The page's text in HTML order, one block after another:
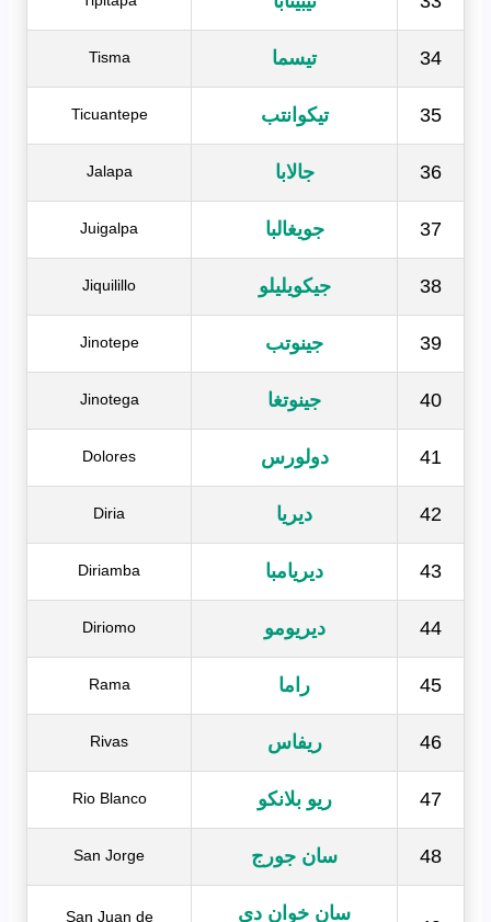
34 تيسما Tisma
35 تيكوانتب Ticuantepe
36 جالابا Jalapa
37 جويغالبا Juigalpa
38 جيكويليلو Jiquilillo
39 جينوتب Jinotepe
40 جينوتغا Jinotega
41 دولورس Dolores
42 ديريا Diria
43 ديريامبا Diriamba
44 ديريومو Diriomo
45 راما Rama
46 ريفاس Rivas
47 ريو بلانكو Rio Blanco
48 سان جورج San Jorge
سان خوان دي
San Juan de